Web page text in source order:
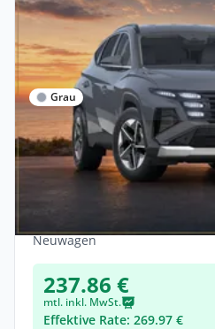
Grau
Gewerbe
Hyundai TUCSON
LED 🚗 Sofort lieferbar❗
Neuwagen
237.86 €
mtl. inkl. MwSt.
Effektive Rate: 269.97 €